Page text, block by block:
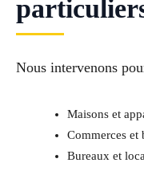
Nous intervenons
Maisons et
Commerces et
Bureaux et